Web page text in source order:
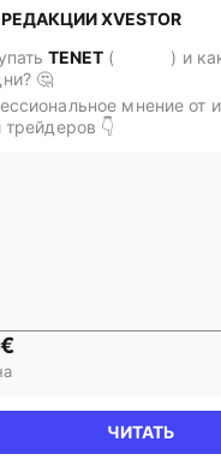
XVESTOR
TENET ( ) и
🤔
мнение от
👇
ЧИТАТЬ